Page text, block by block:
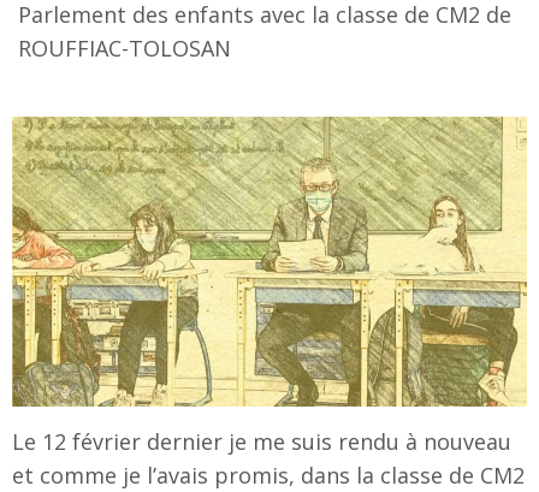
Parlement des enfants avec la classe de CM2 de
ROUFFIAC-TOLOSAN
Le 12 février dernier je me suis rendu à nouveau
et comme je l’avais promis, dans la classe de CM2